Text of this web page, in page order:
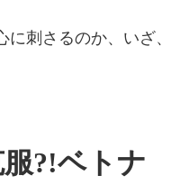
刺さるのか、いざ、
?!ベトナ